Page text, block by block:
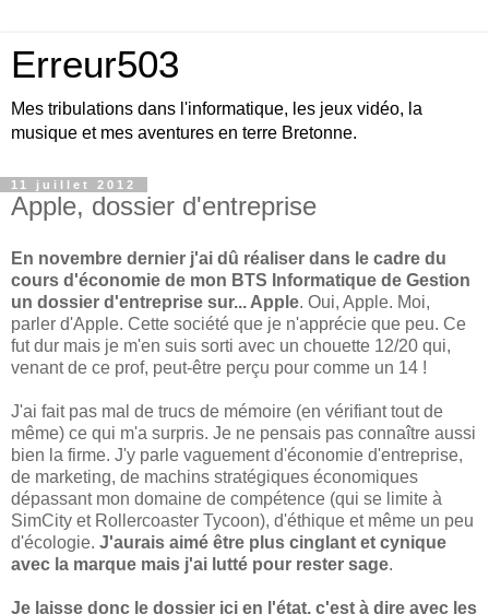
Erreur503
Mes tribulations dans l'informatique, les jeux vidéo, la
musique et mes aventures en terre Bretonne.
11 juillet 2012
Apple, dossier d'entreprise
En novembre dernier j'ai dû réaliser dans le cadre du
cours d'économie de mon BTS Informatique de Gestion
un dossier d'entreprise sur... Apple. Oui, Apple. Moi,
parler d'Apple. Cette société que je n'apprécie que peu. Ce
fut dur mais je m'en suis sorti avec un chouette 12/20 qui,
venant de ce prof, peut-être perçu pour comme un 14 !
J'ai fait pas mal de trucs de mémoire (en vérifiant tout de
même) ce qui m'a surpris. Je ne pensais pas connaître aussi
bien la firme. J'y parle vaguement d'économie d'entreprise,
de marketing, de machins stratégiques économiques
dépassant mon domaine de compétence (qui se limite à
SimCity et Rollercoaster Tycoon), d'éthique et même un peu
d'écologie. J'aurais aimé être plus cinglant et cynique
avec la marque mais j'ai lutté pour rester sage.
Je laisse donc le dossier ici en l'état, c'est à dire avec les